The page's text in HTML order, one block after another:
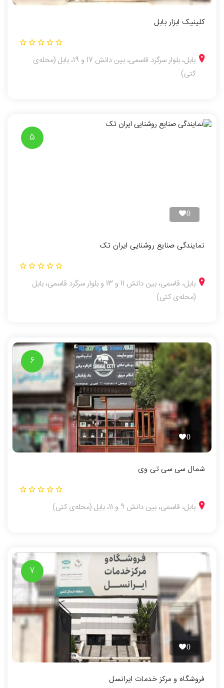
کلینیک ابزار بابل
بابل، بلوار سرگرد قاسمی، بین دانش 17 و 19، بابل (محله‌ی
کتی)
5
0
نمایندگی صنایع روشنایی ایران تک
بابل، قاسمی، بین دانش 11 و 13 و بلوار سرگرد قاسمی، بابل
(محله‌ی کتی)
6
0
شمال سی سی تی وی
بابل، قاسمی، بین دانش 9 و 11، بابل (محله‌ی کتی)
7
0
فروشگاه و مرکز خدمات ایرانسل